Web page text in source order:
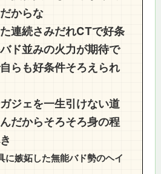
からな
連続さみだれCTで好条
ド並みの火力が期待で
らも好条件そろえられ
ジェを一生引けない道
だからそろそろ身の程
に嫉妬した無能バド勢のヘイ